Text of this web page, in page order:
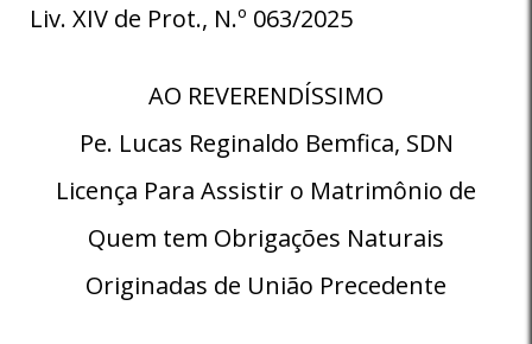
Liv. XIV de Prot., N.º 063/2025
AO REVERENDÍSSIMO
Pe. Lucas Reginaldo Bemfica, SDN
Licença Para Assistir o Matrimônio de
Quem tem Obrigações Naturais
Originadas de União Precedente